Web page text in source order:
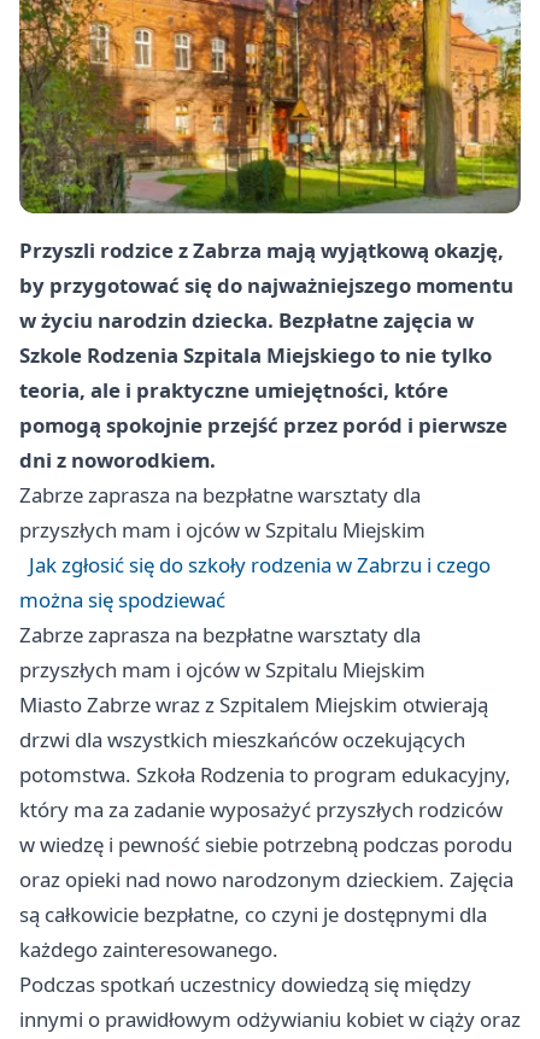
Przyszli rodzice z Zabrza mają wyjątkową okazję,
by przygotować się do najważniejszego momentu
w życiu narodzin dziecka. Bezpłatne zajęcia w
Szkole Rodzenia Szpitala Miejskiego to nie tylko
teoria, ale i praktyczne umiejętności, które
pomogą spokojnie przejść przez poród i pierwsze
dni z noworodkiem.
Zabrzezaprasza na bezpłatne warsztaty dla
przyszłych mam i ojców w Szpitalu Miejskim
Jak zgłosić się do szkoły rodzenia w Zabrzu i czego
można się spodziewać
Zabrzezaprasza na bezpłatne warsztaty dla
przyszłych mam i ojców w Szpitalu Miejskim
MiastoZabrzewraz z Szpitalem Miejskim otwierają
drzwi dla wszystkich mieszkańców oczekujących
potomstwa. Szkoła Rodzenia to program edukacyjny,
który ma za zadanie wyposażyć przyszłych rodziców
w wiedzę i pewność siebie potrzebną podczas porodu
oraz opieki nad nowo narodzonym dzieckiem. Zajęcia
są całkowicie bezpłatne, co czyni je dostępnymi dla
każdego zainteresowanego.
Podczas spotkań uczestnicy dowiedzą się między
innymi o prawidłowym odżywianiu kobiet w ciąży oraz